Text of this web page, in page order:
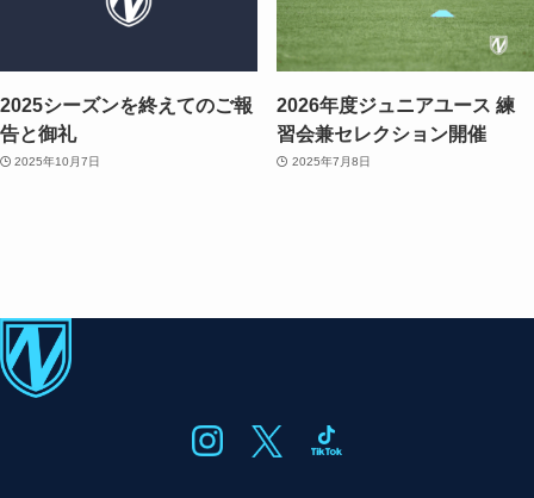
2025シーズンを終えてのご報
告と御礼
2025年10月7日
2026年度ジュニアユース 練
習会兼セレクション開催
2025年7月8日